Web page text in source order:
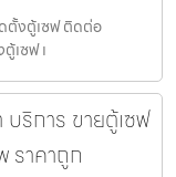
ตั้งตู้เซฟ ติดต่อ
เซฟ เ
บริการ ขายตู้เซฟ
ราคาถูก